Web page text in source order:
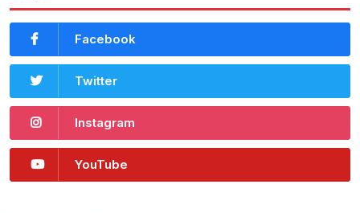
Facebook
Twitter
Instagram
YouTube